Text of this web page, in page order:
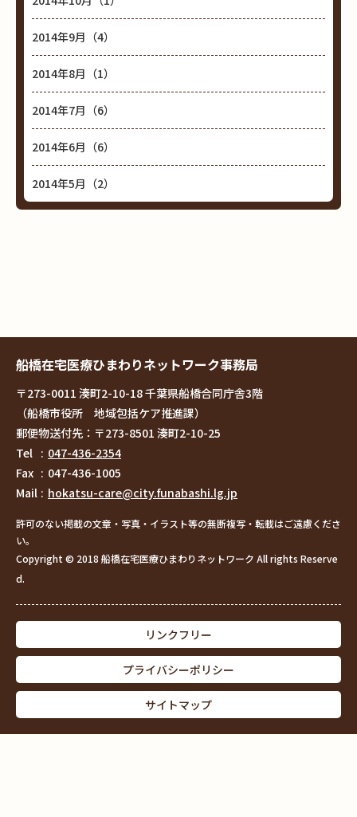
2014年9月（4）
2014年8月（1）
2014年7月（6）
2014年6月（6）
2014年5月（2）
船橋在宅医療ひまわりネットワーク事務局
〒273-0011 湊町2-10-18 千葉県船橋合同庁舎3階
（船橋市役所 地域包括ケア推進課）
郵便物送付先：〒273-8501 湊町2-10-25
Tel
047-436-2354
Fax
047-436-1005
Mail
hokatsu-care@city.funabashi.lg.jp
許可のない掲載の文章・写真・イラスト等の無断複写・転載はご遠慮くださ
い。
Copyright © 2018 船橋在宅医療ひまわりネットワーク All rights Reserve
d.
リンクフリー
プライバシーポリシー
サイトマップ